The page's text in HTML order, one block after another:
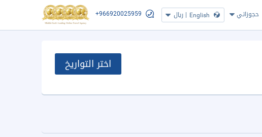
حجوزاتي English
| ريال +966920025959
اختر التواريخ